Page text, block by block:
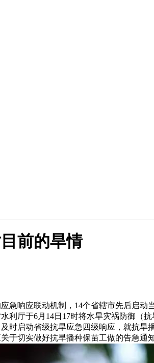
前的旱情
响应联动机制，14个省辖市先后启动
利厅于6月14日17时将水旱灾祸防御
时启动省级抗旱应急四级响应，就抗
于切实做好抗旱播种保苗工做的告急